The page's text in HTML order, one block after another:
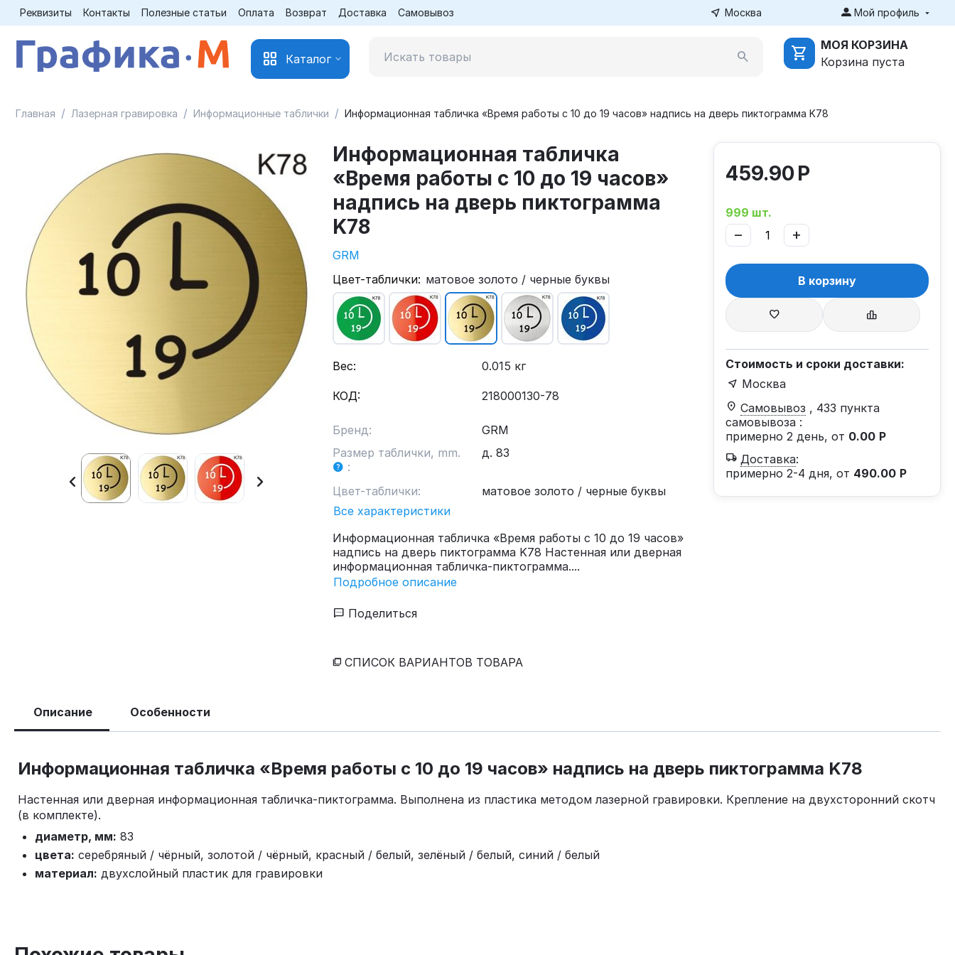
Реквизиты Контакты Полезные статьи Оплата Возврат Доставка Самовывоз Москва Мой профиль
Каталог
МОЯ КОРЗИНА
Корзина пуста
Главная / Лазерная гравировка / Информационные таблички / Информационная табличка «Время работы с 10 до 19 часов» надпись на дверь пиктограмма K78
Информационная табличка
«Время работы с 10 до 19 часов»
надпись на дверь пиктограмма
K78
GRM
Цвет-таблички: матовое золото / черные буквы
Вес: 0.015 кг
КОД: 218000130-78
Бренд:
GRM
Размер таблички, mm.
:
д. 83
Цвет-таблички:
матовое золото / черные буквы
Все характеристики
Информационная табличка «Время работы с 10 до 19 часов»
надпись на дверь пиктограмма K78 Настенная или дверная
информационная табличка-пиктограмма....
Подробное описание
459.90Р
999 шт.
+
−
В корзину
Стоимость и сроки доставки:
Москва
Самовывоз , 433 пункта
самовывоза :
примерно 2 день, от 0.00 Р
Доставка:
примерно 2-4 дня, от 490.00 Р
Поделиться
СПИСОК ВАРИАНТОВ ТОВАРА
Описание Особенности
Информационная табличка «Время работы с 10 до 19 часов» надпись на дверь пиктограмма K78
Настенная или дверная информационная табличка-пиктограмма. Выполнена из пластика методом лазерной гравировки. Крепление на двухсторонний скотч
(в комплекте).
диаметр, мм: 83
цвета: серебряный / чёрный, золотой / чёрный, красный / белый, зелёный / белый, синий / белый
материал: двухслойный пластик для гравировки